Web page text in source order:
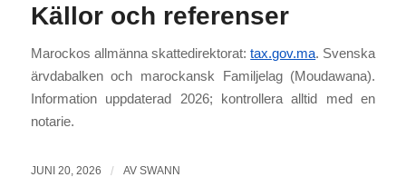
Källor och referenser
Marockos allmänna skattedirektorat:tax.gov.ma. Svenska
ärvdabalken och marockansk Familjelag (Moudawana).
Information uppdaterad 2026; kontrollera alltid med en
notarie.
JUNI 20, 2026 / AV SWANN